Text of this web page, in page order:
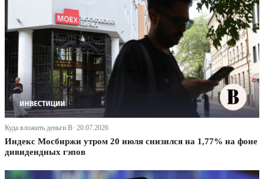
Куда вложить деньги В· 20.07.2026
Индекс Мосбиржи утром 20 июля снизился на 1,77% на фоне
дивидендных гэпов